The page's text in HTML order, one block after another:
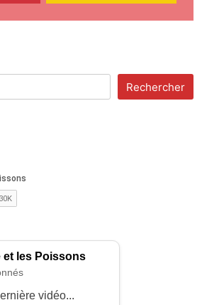
Rechercher
et les Poissons
vidéo...